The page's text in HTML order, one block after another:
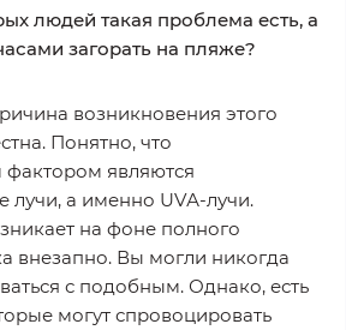
людей такая проблема есть, а
загорать на пляже?
возникновения этого
Понятно, что
являются
лучи, а именно UVА-лучи.
на фоне полного
внезапно. Вы могли никогда
с подобным. Однако, есть
могут спровоцировать